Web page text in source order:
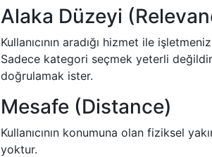
Alaka Düzeyi
Kullanıcının aradığı hizmet ile
Sadece kategori seçmek yeterli
doğrulamak ister.
Mesafe (Distance)
Kullanıcının konumuna olan fiziksel
yoktur.